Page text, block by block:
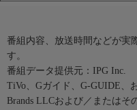
番組内容、放送時間などが実
す。
番組データ提供元：IPG Inc.
TiVo、Gガイド、G-GUIDE、
Brands LLCおよび／またはそ